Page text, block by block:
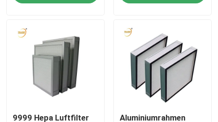
Tiefer Filter der Falten-HEPA
Vor Luftfilter
FFU-Einheit
9999 Hepa Luftfilter Aluminiumrahmen